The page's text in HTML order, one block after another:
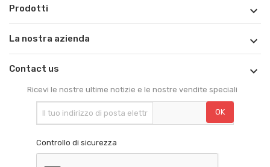
Prodotti 
La nostra azienda 
Contact us 
Ricevi le nostre ultime notizie e le nostre vendite speciali
Controllo di sicurezza